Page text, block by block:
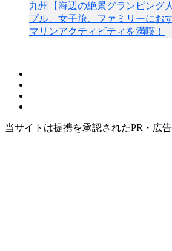
九州【海辺の絶景グランピング
プル、女子旅、ファミリーにお
マリンアクティビティを満喫！
当サイトは提携を承認されたPR・広